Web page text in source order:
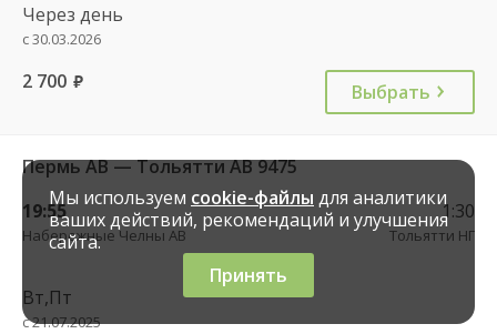
Через день
с 30.03.2026
2 700 руб. Выбрать
Пермь АВ — Тольятти АВ 9475
19:55
Набережные Челны АВ
1:30
Тольятти НГ
Вт,Пт
с 21.07.2025
Мы используем cookie-файлы для аналитики
ваших действий, рекомендаций и улучшения
сайта.
Принять